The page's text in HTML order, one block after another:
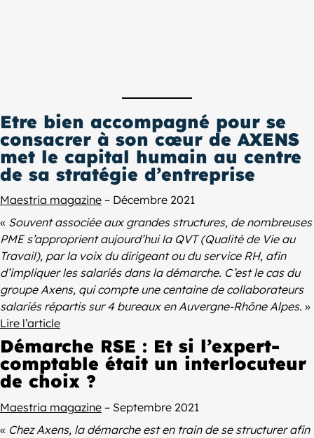
Etre bien accompagné pour se
consacrer à son cœur de AXENS
met le capital humain au centre
de sa stratégie d’entreprise
Maestria magazine – Décembre 2021
« Souvent associée aux grandes structures, de nombreuses
PME s’approprient aujourd’hui la QVT (Qualité de Vie au
Travail), par la voix du dirigeant ou du service RH, afin
d’impliquer les salariés dans la démarche. C’est le cas du
groupe Axens, qui compte une centaine de collaborateurs
salariés répartis sur 4 bureaux en Auvergne-Rhône Alpes. »
Lire l’article
Démarche RSE : Et si l’expert-
comptable était un interlocuteur
de choix ?
Maestria magazine – Septembre 2021
« Chez Axens, la démarche est en train de se structurer afin